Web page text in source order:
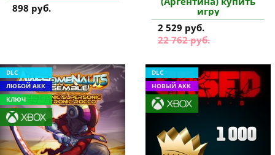
898 руб.
игру
2 529 руб.
22 762 руб.
DLC
ЛЮБОЙ АКК
КЛЮЧ
DLC
НОВЫЙ АКК